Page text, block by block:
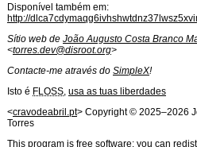
Disponível também em:
http://
Sítio web de João Augusto Costa Branco
<torres.dev@disroot.org>
Contacte-me através do SimpleX!
Isto é FLOSS usa as tuas liberdades
Licença deSoftware
<cravodeabril.pt> Copyright © 2025–2026
Torres
This program is free software: you can